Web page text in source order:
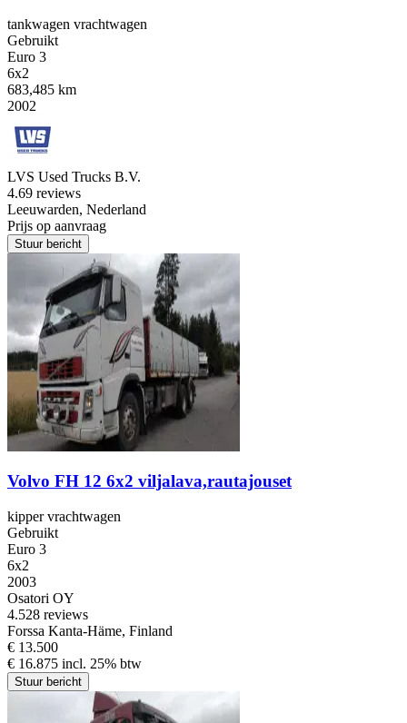
tankwagen vrachtwagen
Gebruikt
Euro 3
6x2
683,485 km
2002
LVS Used Trucks B.V.
4.69 reviews
Leeuwarden, Nederland
Prijs op aanvraag
Stuur bericht
Volvo FH 12 6x2 viljalava,rautajouset
kipper vrachtwagen
Gebruikt
Euro 3
6x2
2003
Osatori OY
4.528 reviews
Forssa Kanta-Häme, Finland
€ 13.500
€ 16.875 incl. 25% btw
Stuur bericht